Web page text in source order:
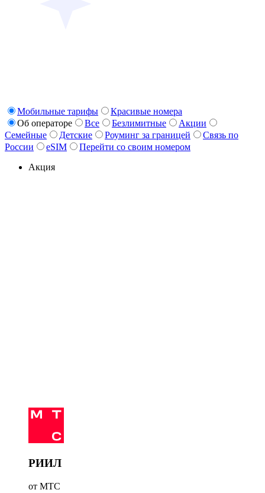
Мобильные тарифы
Красивые номера
Об операторе
Все Безлимитные
Акции
Семейные
Детские Роуминг за границей
Связь по
России
eSIM
Перейти со своим номером
Акция
РИИЛ
от МТС